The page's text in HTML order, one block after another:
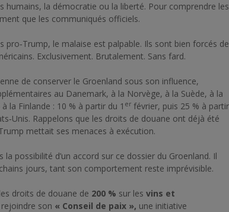
humains, la démocratie ou la liberté. Pour comprendre les
que les communiqués officiels.
le malaise est palpable. Ils sont bien forcés de
Exclusivement. Brutalement. Sans fard.
de conserver le Groenland sous son influence,
au Danemark, à la Norvège, à la Suède, à la
la Finlande : 10 % à partir du 1 er février, puis 25 % à partir
Rappelons que les droits de douane ont déjà été
mettait ses menaces à exécution.
possibilité d’un accord sur ce dossier du Groenland. Il
jours, tant son comportement reste imprévisible.
droits de douane de 200 % sur les vins et
son « Conseil de paix », une initiative